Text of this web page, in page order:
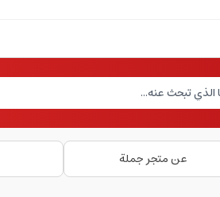
عن متجر جملة